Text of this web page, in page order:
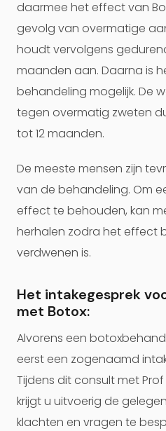
daarmee het effect van
gevolg van overmatige
houdt vervolgens
maanden aan. Daarna is
behandeling mogelijk. De
tegen overmatig zweten
tot 12 maanden.
De meeste mensen zijn
van de behandeling. Om
effect te behouden, kan
herhalen zodra het effect
verdwenen is.
Het intakegesprek
met Botox:
Alvorens een
eerst een zogenaamd
Tijdens dit consult met Prof
krijgt u uitvoerig de
klachten en vragen te